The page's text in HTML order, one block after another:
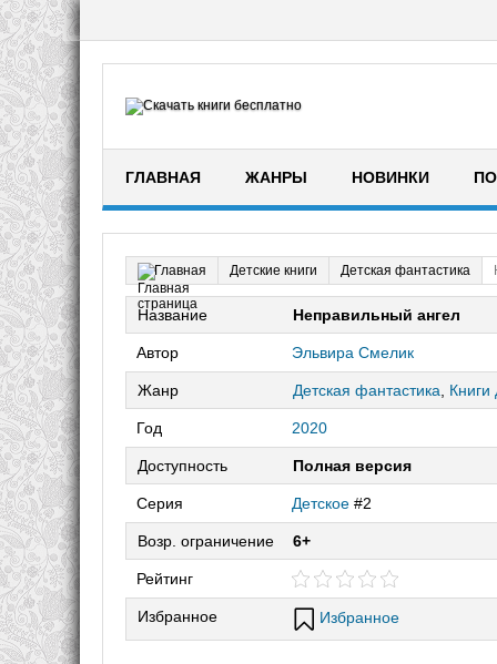
ГЛАВНАЯ ЖАНРЫ НОВИНКИ
Главная Детские книги Детская фантастика
Название Неправильный ангел
Автор Эльвира Смелик
Жанр Детская фантастика Книги
Год 2020
Доступность Полная версия
Серия Детское #2
Возр. ограничение 6+
Рейтинг
Избранное Избранное